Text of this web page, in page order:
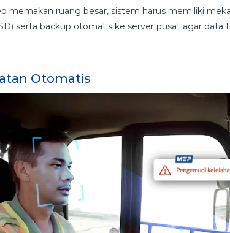
memakan ruang besar, sistem harus memiliki
serta backup otomatis ke server pusat agar data
Otomatis